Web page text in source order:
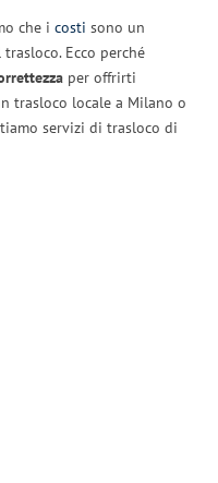
che i costi sono un
Ecco perché
per offrirti
trasloco locale a Milano o
servizi di trasloco di